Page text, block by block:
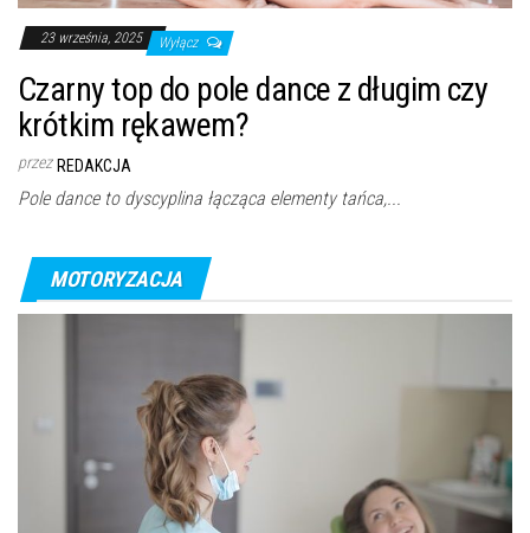
23 września, 2025 Wyłącz
Czarny top do pole dance z długim czy
krótkim rękawem?
przez REDAKCJA
Pole dance to dyscyplina łącząca elementy tańca,...
MOTORYZACJA